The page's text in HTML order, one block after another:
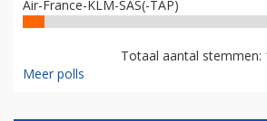
Air-France-KLM-SAS(-TAP)
Totaal aantal stemmen:
Meer polls